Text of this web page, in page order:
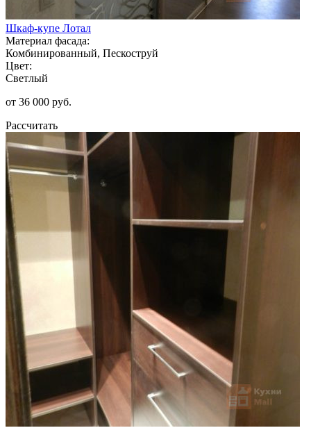
Шкаф-купе Лотал
Материал фасада:
Комбинированный, Пескоструй
Цвет:
Светлый
от 36 000 руб.
Рассчитать